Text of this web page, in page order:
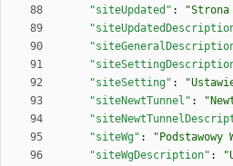
"siteUpdated" :
"siteSetting" :
"siteNewtTunnel" :
"siteWg" : "Podstawowy
"siteWgDescription" :